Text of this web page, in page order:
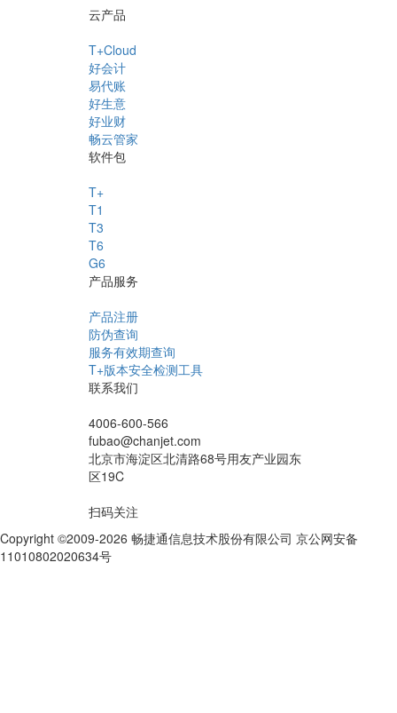
云产品
T+Cloud
好会计
易代账
好生意
好业财
畅云管家
软件包
T+
T1
T3
T6
G6
产品服务
产品注册
防伪查询
服务有效期查询
T+版本安全检测工具
联系我们
4006-600-566
fubao@chanjet.com
北京市海淀区北清路68号用友产业园东
区19C
扫码关注
Copyright ©2009-2026 畅捷通信息技术股份有限公司 京公网安备
11010802020634号